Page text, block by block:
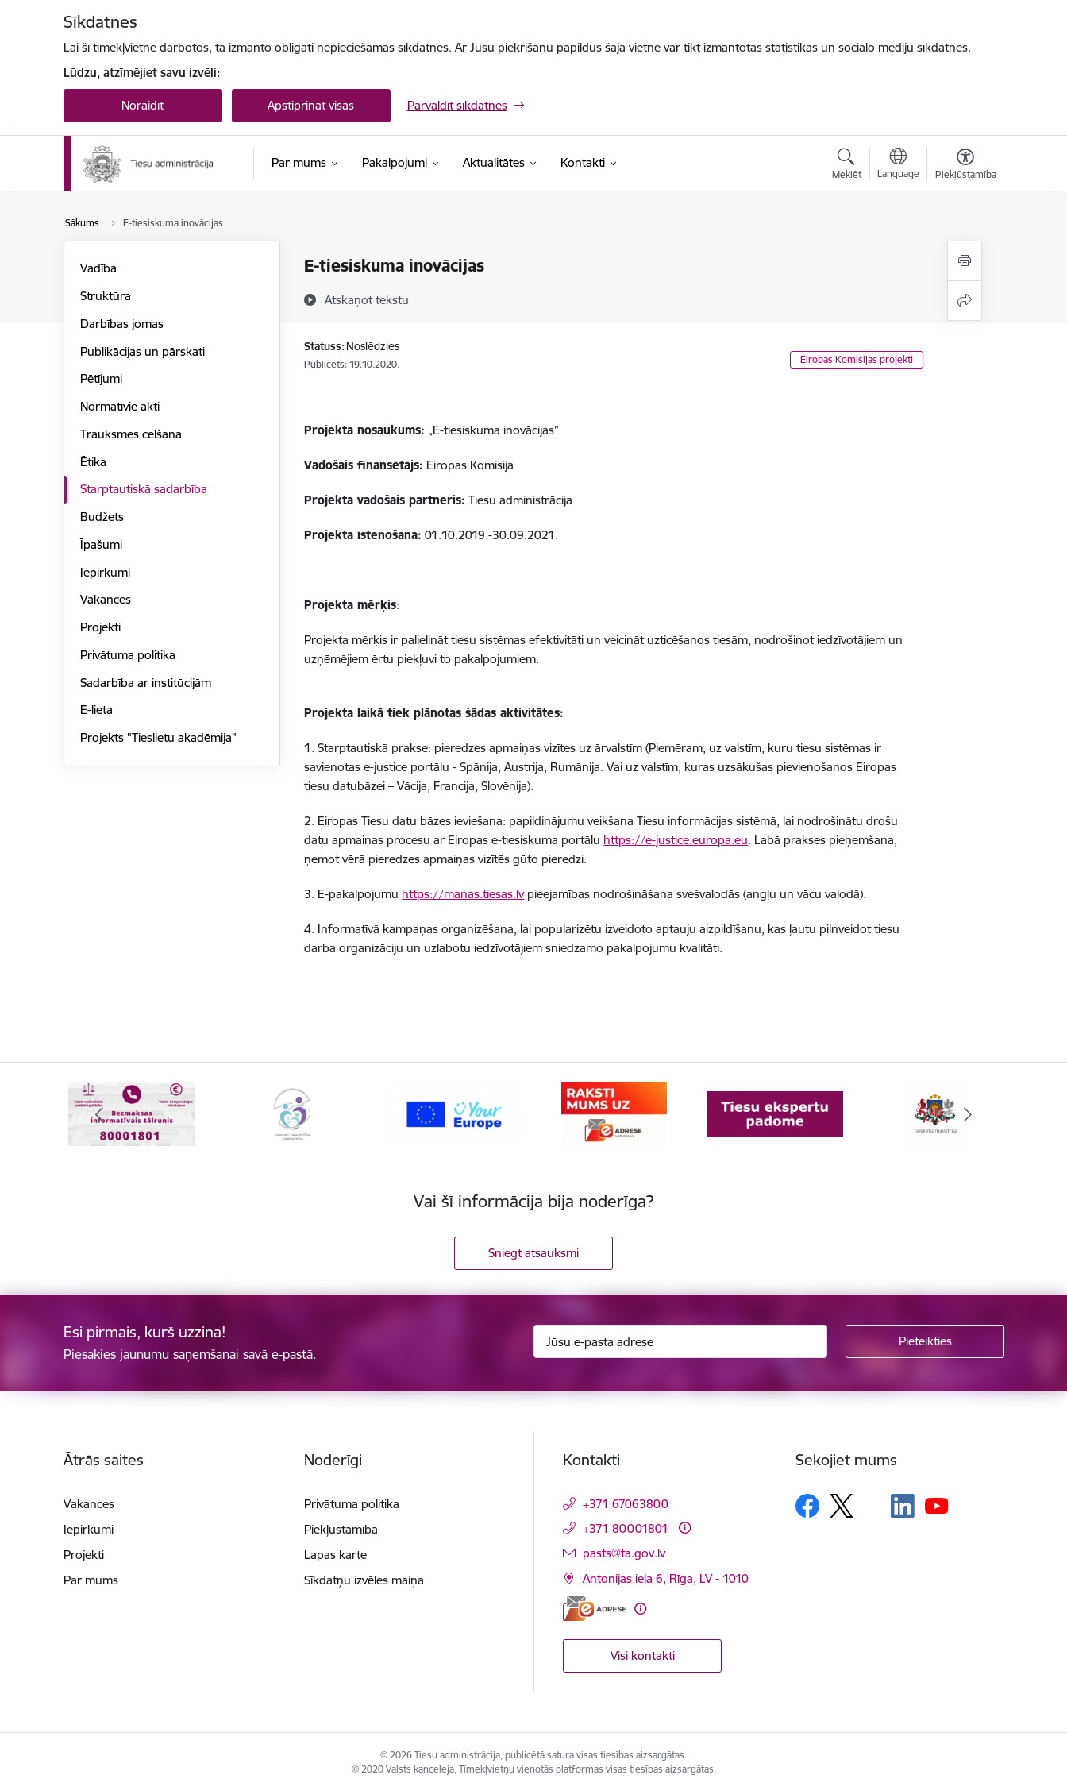
Sīkdatnes
Lai šī tīmekļvietne darbotos, tā izmanto obligāti nepieciešamās sīkdatnes. Ar Jūsu piekrišanu papildus šajā vietnē var tikt izmantotas statistikas un sociālo mediju sīkdatnes.
Lūdzu, atzīmējiet savu izvēli:
Noraidīt Apstiprināt visas Pārvaldīt sīkdatnes
Par mums Pakalpojumi Aktualitātes Kontakti
Meklēt Language Piekļūstamība
Sākums E-tiesiskuma inovācijas
E-tiesiskuma inovācijas
Atskaņot tekstu
Vadība
Struktūra
Darbības jomas
Publikācijas un pārskati
Pētījumi
Normatīvie akti
Trauksmes celšana
Ētika
Starptautiskā sadarbība
Budžets
Īpašumi
Iepirkumi
Vakances
Projekti
Privātuma politika
Sadarbība ar institūcijām
E-lieta
Projekts "Tieslietu akadēmija"
Statuss: Noslēdzies
Publicēts: 19.10.2020. Eiropas Komisijas projekti
Projekta nosaukums: „E-tiesiskuma inovācijas”
Vadošais finansētājs: Eiropas Komisija
Projekta vadošais partneris: Tiesu administrācija
Projekta īstenošana: 01.10.2019.-30.09.2021.
Projekta mērķis:
Projekta mērķis ir palielināt tiesu sistēmas efektivitāti un veicināt uzticēšanos tiesām, nodrošinot iedzīvotājiem un
uzņēmējiem ērtu piekļuvi to pakalpojumiem.
Projekta laikā tiek plānotas šādas aktivitātes:
1. Starptautiskā prakse: pieredzes apmaiņas vizītes uz ārvalstīm (Piemēram, uz valstīm, kuru tiesu sistēmas ir
savienotas e-justice portālu - Spānija, Austrija, Rumānija. Vai uz valstīm, kuras uzsākušas pievienošanos Eiropas
tiesu datubāzei – Vācija, Francija, Slovēnija).
2. Eiropas Tiesu datu bāzes ieviešana: papildinājumu veikšana Tiesu informācijas sistēmā, lai nodrošinātu drošu
datu apmaiņas procesu ar Eiropas e-tiesiskuma portālu https://e-justice.europa.eu. Labā prakses pieņemšana,
ņemot vērā pieredzes apmaiņas vizītēs gūto pieredzi.
3. E-pakalpojumu https://manas.tiesas.lvpieejamības nodrošināšana svešvalodās (angļu un vācu valodā).
4. Informatīvā kampaņas organizēšana, lai popularizētu izveidoto aptauju aizpildīšanu, kas ļautu pilnveidot tiesu
darba organizāciju un uzlabotu iedzīvotājiem sniedzamo pakalpojumu kvalitāti.
Vai šī informācija bija noderīga?
Sniegt atsauksmi
Esi pirmais, kurš uzzina!
Piesakies jaunumu saņemšanai savā e-pastā.
Ātrās saites
Vakances
Iepirkumi
Projekti
Par mums
Noderīgi
Privātuma politika
Piekļūstamība
Lapas karte
Sīkdatņu izvēles maiņa
Kontakti
+371 67063800
+371 80001801
E-pasts:
pasts@ta.gov.lv
Antonijas iela 6, Rīga, LV - 1010
Visi kontakti
Sekojiet mums
© 2026 Tiesu administrācija, publicētā satura visas tiesības aizsargātas.
© 2020 Valsts kanceleja, Tīmekļvietņu vienotās platformas visas tiesības aizsargātas.